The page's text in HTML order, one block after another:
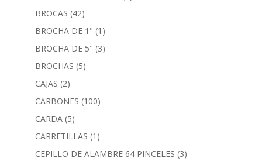
BROCAS (42)
BROCHA DE 1" (1)
BROCHA DE 5" (3)
BROCHAS (5)
CAJAS (2)
CARBONES (100)
CARDA (5)
CARRETILLAS (1)
CEPILLO DE ALAMBRE 64 PINCELES (3)